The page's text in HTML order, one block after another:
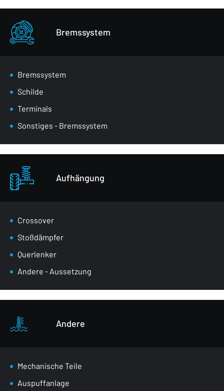
Bremssystem
Bremssystem
Schilde
Terminals
Sonstiges - Bremssystem
Aufhängung
Crossover
Stoßdämpfer
Querlenker
Andere - Aussetzung
Andere
Mechanische Teile
Auspuffanlage